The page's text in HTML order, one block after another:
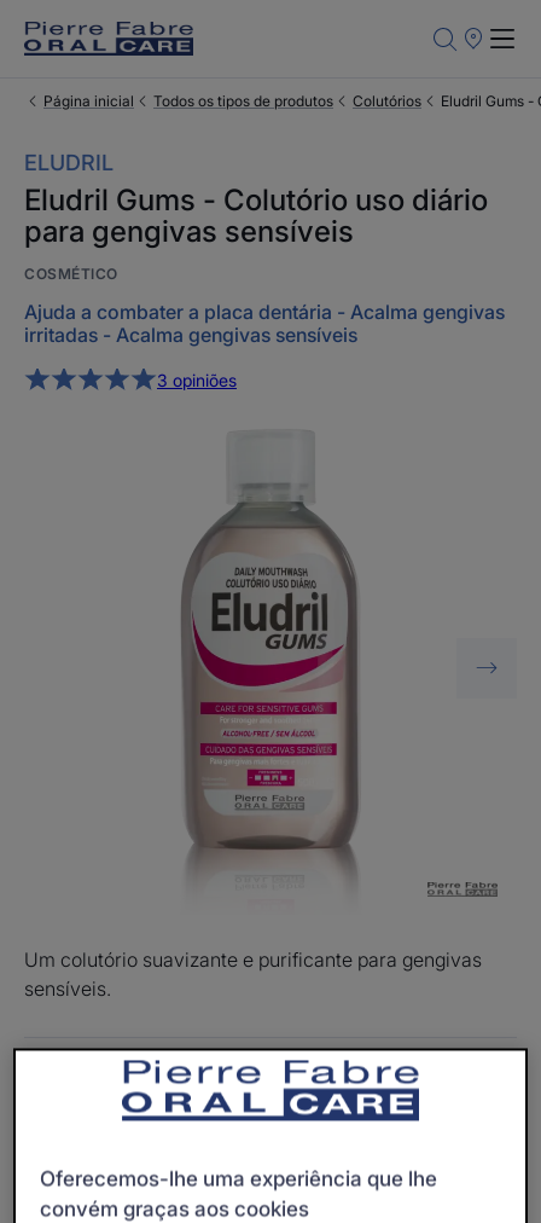
Pontos
Página inicial
Todos os tipos de produtos Colutórios Eludril Gums
ELUDRIL
Eludril Gums - Colutório uso diário
para gengivas sensíveis
COSMÉTICO
Ajuda a combater a placa dentária - Acalma gengivas
irritadas - Acalma gengivas sensíveis
3 opiniões
Um colutório suavizante e purificante para gengivas
sensíveis.
Gengivas duas vezes menos sensíveis em 3 semanas
Sem álcool. Fabricado em França. Etiqueta OFG.
Frasco Frasco
500ml Frasco
500ml
Oferecemos-lhe uma experiência que lhe
convém graças aos cookies